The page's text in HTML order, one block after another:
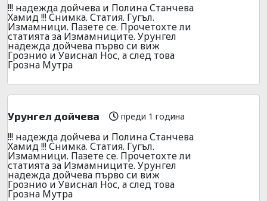
!!! надежда дойчева и Полина Станчева
Хамид !!! Снимка. Статия. Гугъл.
Измамници. Пазете се. Прочетохте ли
статията за Измамниците. Урунгел
надежда дойчева първо си виж
Грознио и Увиснал Нос, а след това
Грозна Мутра
Урунгел дойчева преди 1 година
!!! надежда дойчева и Полина Станчева
Хамид !!! Снимка. Статия. Гугъл.
Измамници. Пазете се. Прочетохте ли
статията за Измамниците. Урунгел
надежда дойчева първо си виж
Грознио и Увиснал Нос, а след това
Грозна Мутра